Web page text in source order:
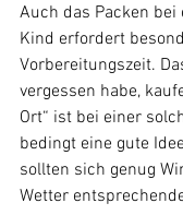
Auch das Packen
Kind erfordert
Vorbereitungszeit.
vergessen habe,
Ort“ ist bei einer
bedingt eine gute
sollten sich genug
Wetter